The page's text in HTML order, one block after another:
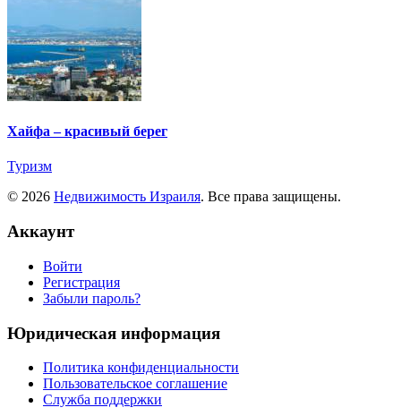
Хайфа – красивый берег
Туризм
© 2026 Недвижимость Израиля. Все права защищены.
Аккаунт
Войти
Регистрация
Забыли пароль?
Юридическая информация
Политика конфиденциальности
Пользовательское соглашение
Служба поддержки